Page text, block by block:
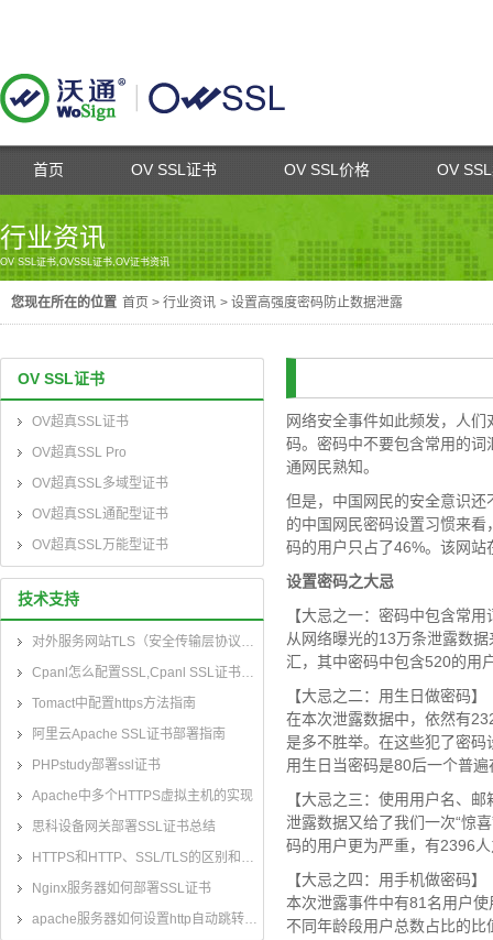
首页 OV SSL证书 OV SSL价格 OV
行业资讯
OV SSL证书,OVSSL证书,OV证书资讯
您现在所在的位置 首页 > 行业资讯 > 设置高强度密码防止数据泄露
OV SSL证书
OV超真SSL证书
OV超真SSL Pro
OV超真SSL多域型证书
OV超真SSL通配型证书
OV超真SSL万能型证书
技术支持
对外服务网站TLS（安全传输层协议）部署指南
Cpanl怎么配置SSL,Cpanl SSL证书部署指南
Tomact中配置https方法指南
阿里云Apache SSL证书部署指南
PHPstudy部署ssl证书
Apache中多个HTTPS虚拟主机的实现
思科设备网关部署SSL证书总结
HTTPS和HTTP、SSL/TLS的区别和联系
Nginx服务器如何部署SSL证书
apache服务器如何设置http自动跳转到https
网络安全事件如此频发，人
码。密码中不要包含常用的
通网民熟知。
但是，中国网民的安全意识
的中国网民密码设置习惯来
码的用户只占了46%。该网
设置密码之大忌
【大忌之一：密码中包含常用
从网络曝光的13万条泄露数
汇，其中密码中包含520的用
【大忌之二：用生日做密码】
在本次泄露数据中，依然有
是多不胜举。在这些犯了密
用生日当密码是80后一个普
【大忌之三：使用用户名、
泄露数据又给了我们一次“惊
码的用户更为严重，有2396
【大忌之四：用手机做密码】
本次泄露事件中有81名用户
不同年龄段用户总数占比的